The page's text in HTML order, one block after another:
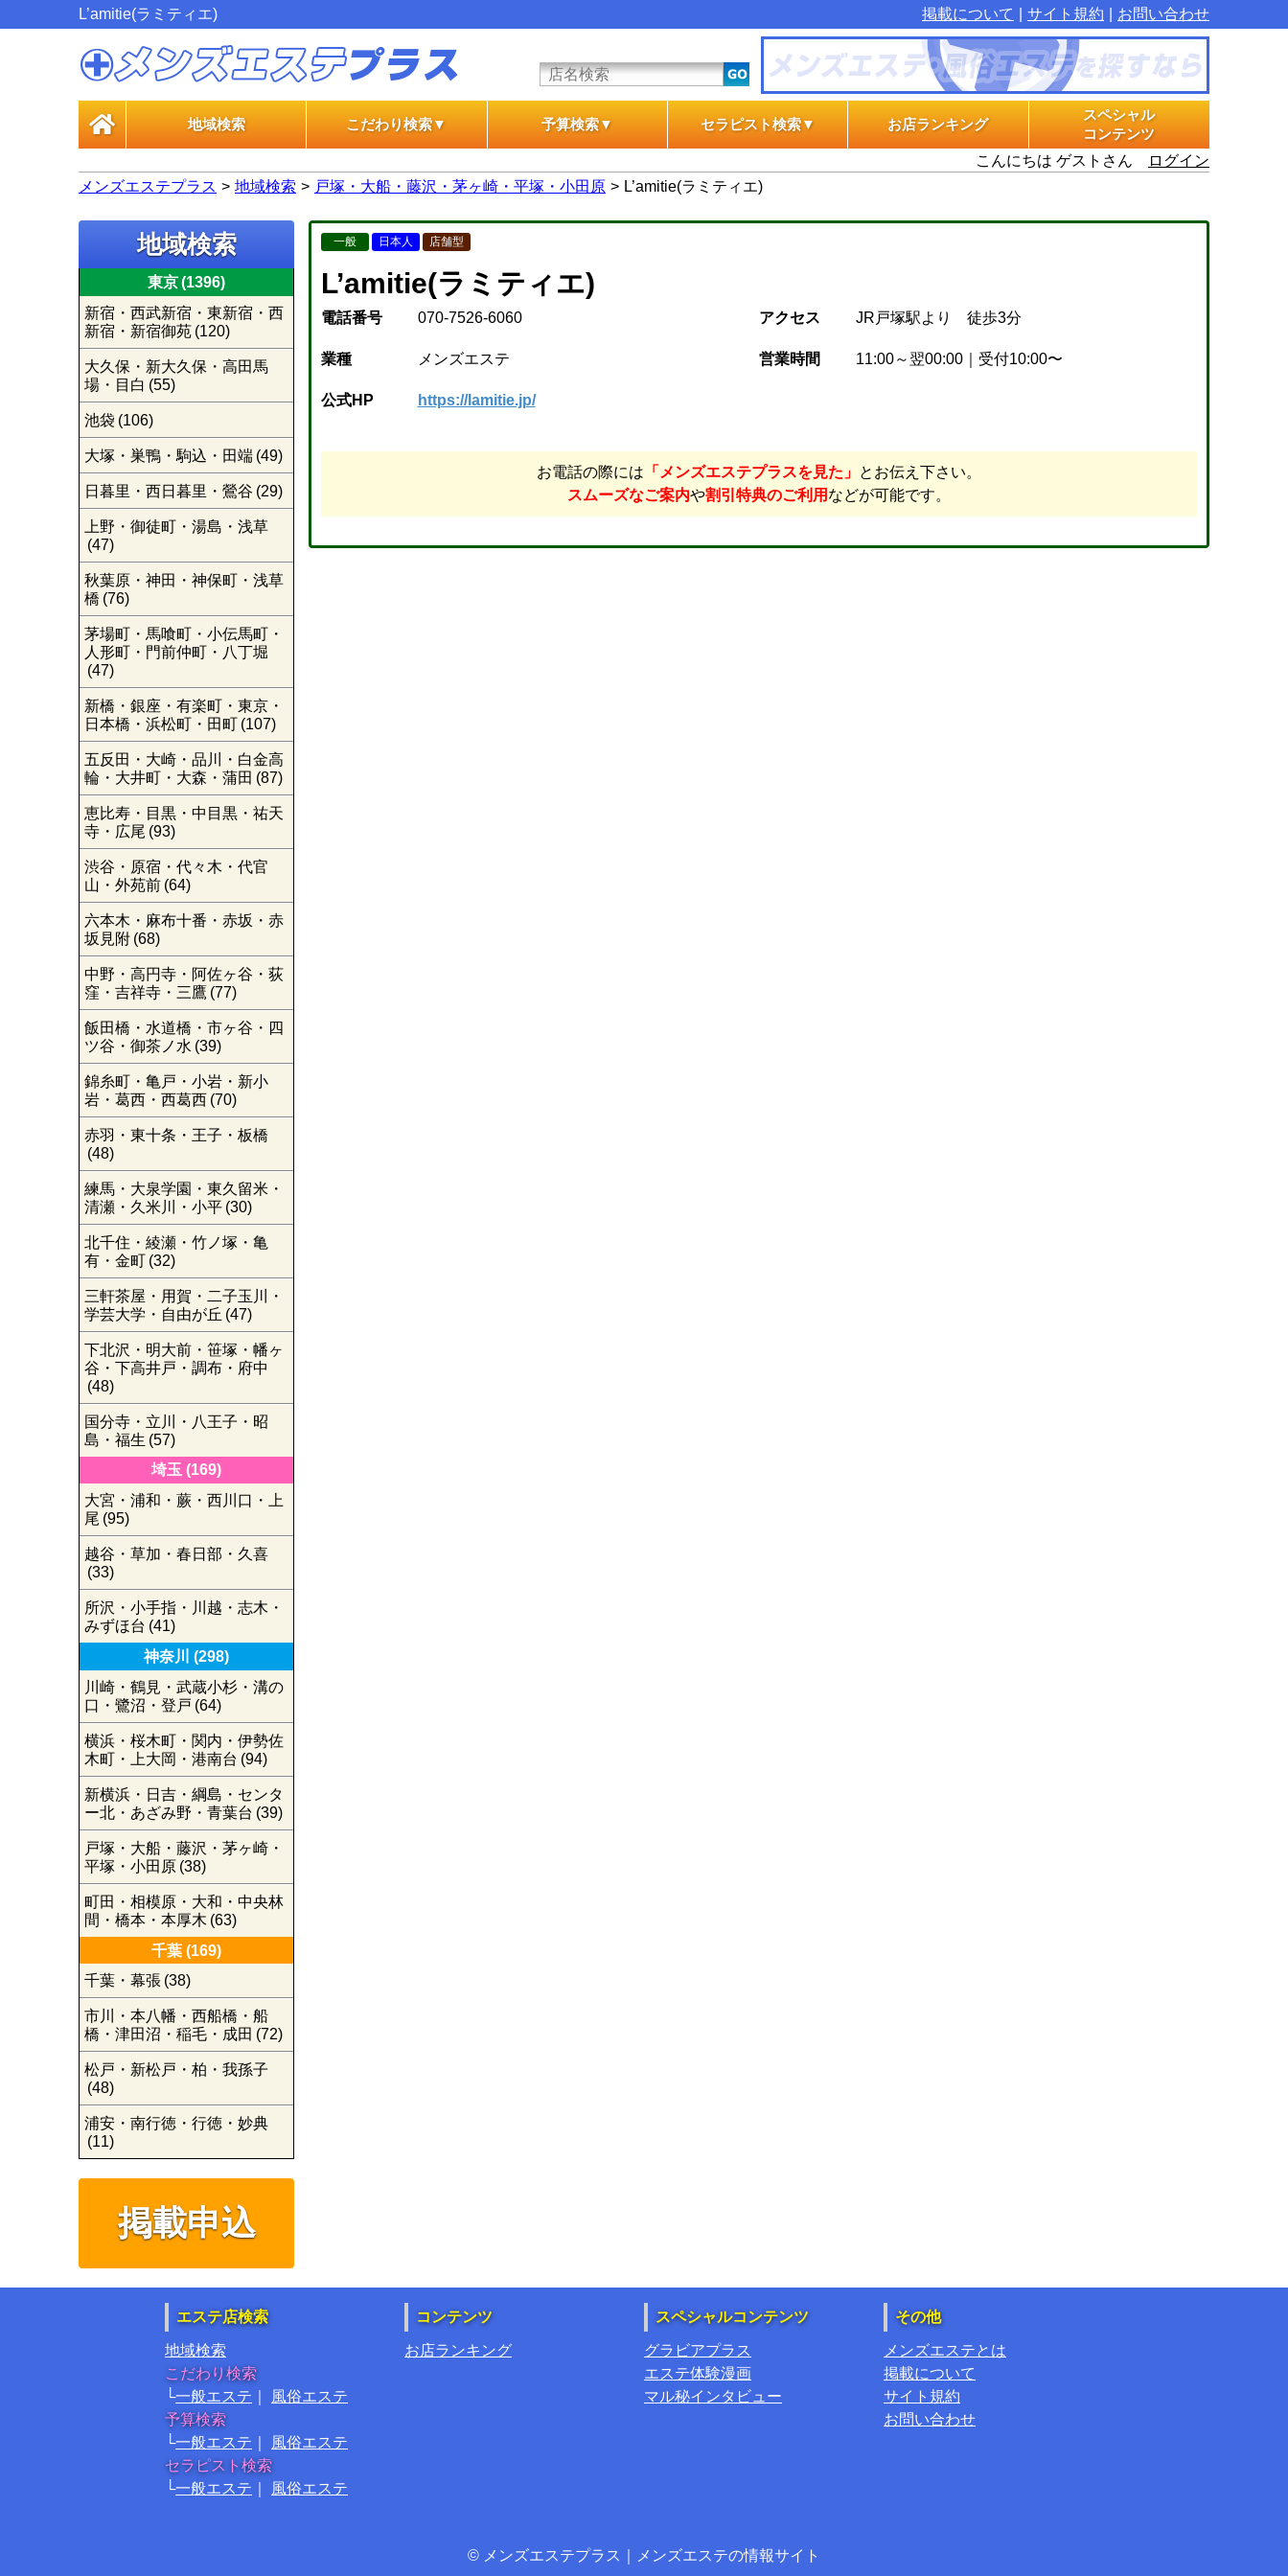
L’amitie(ラミティエ) 掲載について サイト規約 お問い合わせ
地域検索 こだわり検索▼
一般エステ
風俗エステ
予算検索▼
一般エステ
風俗エステ
セラピスト検索▼
一般エステ
風俗エステ
お店ランキング
スペシャル
コンテンツ
グラビアプラス
エステ体験漫画
マル秘インタビュー
こんにちは ゲストさん
ログイン
メンズエステプラス
地域検索 戸塚・大船・藤沢・茅ヶ崎・平塚・小田原 L’amitie(ラミティエ)
地域検索
東京(1396)
新宿・西武新宿・東新宿・西
新宿・新宿御苑 (120)
大久保・新大久保・高田馬
場・目白 (55)
池袋 (106)
大塚・巣鴨・駒込・田端 (49)
日暮里・西日暮里・鶯谷 (29)
上野・御徒町・湯島・浅草
(47)
秋葉原・神田・神保町・浅草
橋 (76)
茅場町・馬喰町・小伝馬町・
人形町・門前仲町・八丁堀
(47)
新橋・銀座・有楽町・東京・
日本橋・浜松町・田町 (107)
五反田・大崎・品川・白金高
輪・大井町・大森・蒲田 (87)
恵比寿・目黒・中目黒・祐天
寺・広尾 (93)
渋谷・原宿・代々木・代官
山・外苑前 (64)
六本木・麻布十番・赤坂・赤
坂見附 (68)
中野・高円寺・阿佐ヶ谷・荻
窪・吉祥寺・三鷹 (77)
飯田橋・水道橋・市ヶ谷・四
ツ谷・御茶ノ水 (39)
錦糸町・亀戸・小岩・新小
岩・葛西・西葛西 (70)
赤羽・東十条・王子・板橋
(48)
練馬・大泉学園・東久留米・
清瀬・久米川・小平 (30)
北千住・綾瀬・竹ノ塚・亀
有・金町 (32)
三軒茶屋・用賀・二子玉川・
学芸大学・自由が丘 (47)
下北沢・明大前・笹塚・幡ヶ
谷・下高井戸・調布・府中
(48)
国分寺・立川・八王子・昭
島・福生 (57)
埼玉 (169)
大宮・浦和・蕨・西川口・上
尾 (95)
越谷・草加・春日部・久喜
(33)
所沢・小手指・川越・志木・
みずほ台 (41)
神奈川
(298)
川崎・鶴見・武蔵小杉・溝の
口・鷺沼・登戸 (64)
横浜・桜木町・関内・伊勢佐
木町・上大岡・港南台 (94)
新横浜・日吉・綱島・センタ
ー北・あざみ野・青葉台 (39)
戸塚・大船・藤沢・茅ヶ崎・
平塚・小田原 (38)
町田・相模原・大和・中央林
間・橋本・本厚木 (63)
千葉 (169)
千葉・幕張 (38)
市川・本八幡・西船橋・船
橋・津田沼・稲毛・成田 (72)
松戸・新松戸・柏・我孫子
(48)
浦安・南行徳・行徳・妙典
(11)
掲載申込
一般 日本人 店舗型
L’amitie(ラミティエ)
電話番号 070-7526-6060 アクセス JR戸塚駅より 徒歩3分
業種 メンズエステ 営業時間 11:00～翌00:00｜受付10:00〜
公式HP https://lamitie.jp/
お電話の際には 「メンズエステプラスを見た」 とお伝え下さい。
スムーズなご案内や割引特典のご利用 などが可能です。
エステ店検索
地域検索
こだわり検索
一般エステ
風俗エステ
予算検索
一般エステ
風俗エステ
セラピスト検索
一般エステ
風俗エステ
コンテンツ
お店ランキング
スペシャルコンテンツ
グラビアプラス
エステ体験漫画
マル秘インタビュー
その他
メンズエステとは
掲載について
サイト規約
お問い合わせ
© メンズエステプラス｜メンズエステの情報サイト